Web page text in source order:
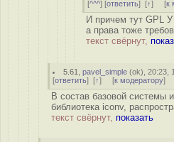
[^^^] [ответить] [↑] [к
И причем тут GPL
а права тоже
текст свёрнут,
5.61 ,pavel_simple (ok), 20:23,
[ответить] [↑] [к модератору]
В состав базовой системы
библиотека iconv,
текст свёрнут, показать